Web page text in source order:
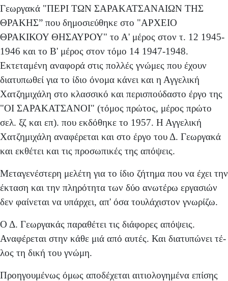
Γεωργακά "ΠΕΡΙ ΤΩΝ ΣΑΡΑΚΑΤΣΑΝΑΙΩΝ ΤΗΣ
ΘΡΑΚΗΣ” που δημοσιεύθηκε στο "ΑΡΧΕΙΟ
ΘΡΑΚΙΚΟΥ ΘΗΣΑΥΡΟΥ" το Α' μέρος στον τ. 12 1945-
1946 και το Β' μέρος στον τόμο 14 1947-1948.
Εκτεταμένη αναφορά στις πολλές γνώμες που έχουν
διατυπωθεί για το ίδιο όνομα κάνει και η Αγγελική
Χατζημιχάλη στο κλασσικό και περισπούδαστο έργο της
"ΟΙ ΣΑΡΑΚΑΤΣΑΝΟΙ" (τόμος πρώτος, μέρος πρώτο
σελ. ξζ και επ). που εκδόθηκε το 1957. Η Αγγελική
Χατζημιχάλη αναφέρεται και στο έργο του Δ. Γεωργακά
και εκθέτει και τις προσωπικές της απόψεις.
Μεταγενέστερη μελέτη για το ίδιο ζήτημα που να έχει την
έκταση και την πληρότητα των δύο ανωτέρω εργα­σιών
δεν φαίνεται να υπάρχει, απ' όσα τουλάχιστον γνω­ρίζω.
Ο Δ. Γεωργακάς παραθέτει τις διάφορες απόψεις.
Αναφέρεται στην κάθε μιά από αυτές. Και διατυπώνει τέ­
λος τη δική του γνώμη.
Προηγουμένως όμως αποδέχεται αιτιολογημένα επί­σης